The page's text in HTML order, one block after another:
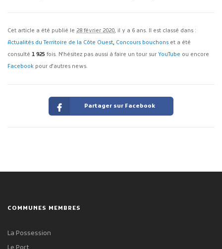
Cet article a été publié le 28 février 2020, il y a 6 ans. Il est classé dans :
Actualités du Territoire de la Côte Ouest, Concours bouchons et a été
consulté 1 925 fois. N'hésitez pas aussi à faire un tour sur YouTube ou encore
Facebook pour d'autres news.
Partager sur Facebook
COMMUNES MEMBRES
La Possession